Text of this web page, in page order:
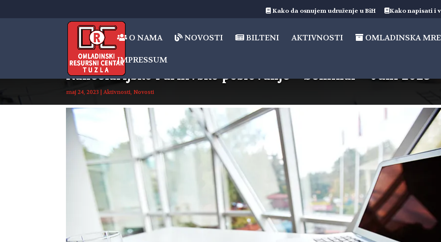
Kako da osnujem udruženje u BiH Kako napisati i
O NAMA NOVOSTI BILTENI AKTIVNOSTI OMLADINSKA
IMPRESSUM
Kancelarijsko i arhivsko poslovanje – Seminar – Juni 2023
maj 24, 2023 |Aktivnosti,Novosti